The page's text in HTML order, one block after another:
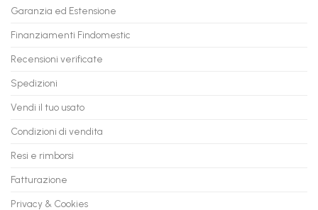
anche
a
in
con
Garanzia ed Estensione
Finanziamenti Findomestic
Recensioni verificate
Spedizioni
Vendi il tuo usato
Condizioni di vendita
Resi e rimborsi
Fatturazione
Privacy & Cookies